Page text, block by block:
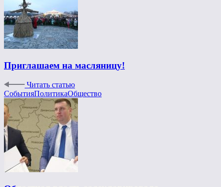
Приглашаем на масляницу!
Читать статью
СобытияПолитикаОбщество